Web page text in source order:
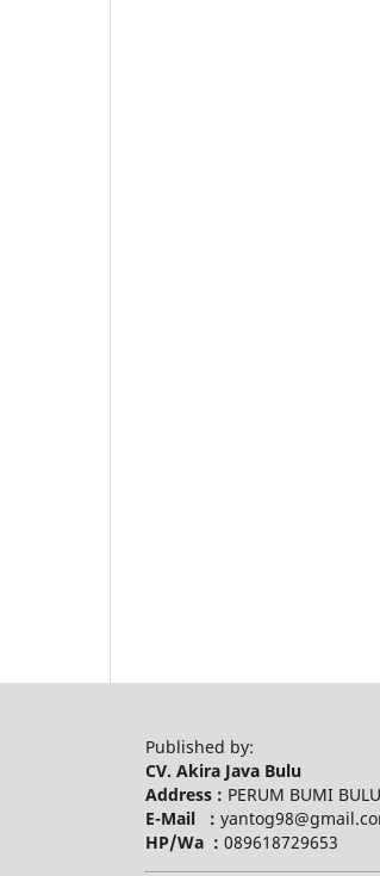
Published by:
CV. Akira Java Bulu
Address : PERUM BUMI
E-Mail :
HP/Wa : 089618729653